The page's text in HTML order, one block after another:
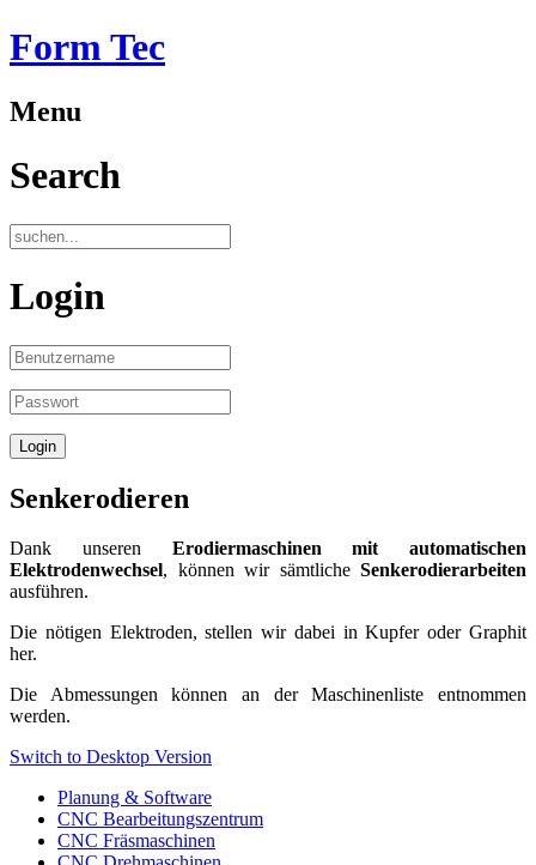
Form Tec
Menu
Search
Login
Senkerodieren
Dank unseren Erodiermaschinen
mit automatischen
Elektrodenwechsel, können wir sämtliche Senkerodierarbeiten
ausführen.
Die nötigen Elektroden, stellen wir dabei in Kupfer oder Graphit
her.
Die Abmessungen können an der Maschinenliste entnommen
werden.
Switch to Desktop Version
Planung & Software
CNC Bearbeitungszentrum
CNC Fräsmaschinen